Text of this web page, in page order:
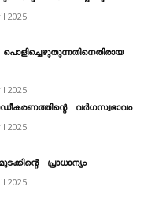
2025
2025
വർഗസ്വഭാവം
2025
പ്രാധാന്യം
2025